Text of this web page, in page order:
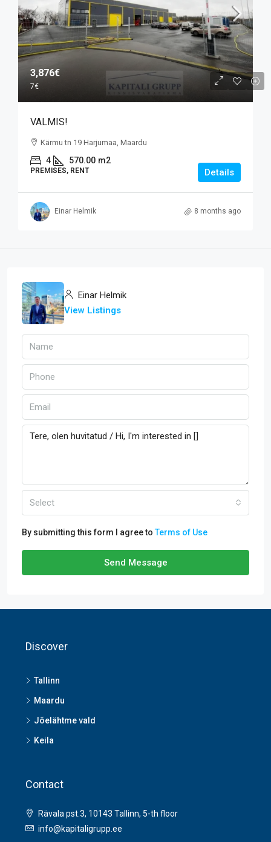
3,876€
7€
VALMIS!
Kärmu tn 19 Harjumaa, Maardu
4 570.00 m2
PREMISES, RENT Details
Einar Helmik 8 months ago
Einar Helmik
View Listings
Select
By submitting this form I agree toTerms of Use
Send Message
Discover
Tallinn
Maardu
Jõelähtme vald
Keila
Contact
Rävala pst.3, 10143 Tallinn, 5-th floor
info@kapitaligrupp.ee